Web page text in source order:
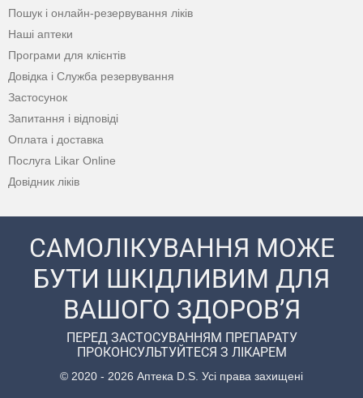
Пошук і онлайн-резервування ліків
Наші аптеки
Програми для клієнтів
Довідка і Служба резервування
Застосунок
Запитання і відповіді
Оплата і доставка
Послуга Likar Online
Довідник ліків
САМОЛІКУВАННЯ МОЖЕ
БУТИ ШКІДЛИВИМ ДЛЯ
ВАШОГО ЗДОРОВ’Я
ПЕРЕД ЗАСТОСУВАННЯМ ПРЕПАРАТУ
ПРОКОНСУЛЬТУЙТЕСЯ З ЛІКАРЕМ
© 2020 - 2026 Аптека D.S. Усі права захищені